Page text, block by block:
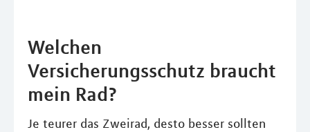
Welchen
Versicherungsschutz braucht
mein Rad?
Je teurer das Zweirad, desto besser sollten